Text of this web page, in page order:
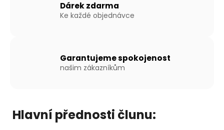
Dárek zdarma
Ke každé objednávce
Garantujeme spokojenost
našim zákazníkům
Hlavní přednosti člunu: